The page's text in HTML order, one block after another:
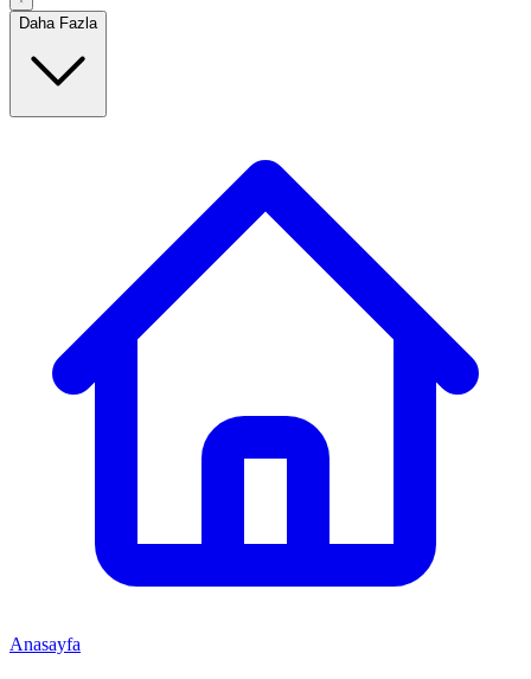
Daha Fazla
Anasayfa